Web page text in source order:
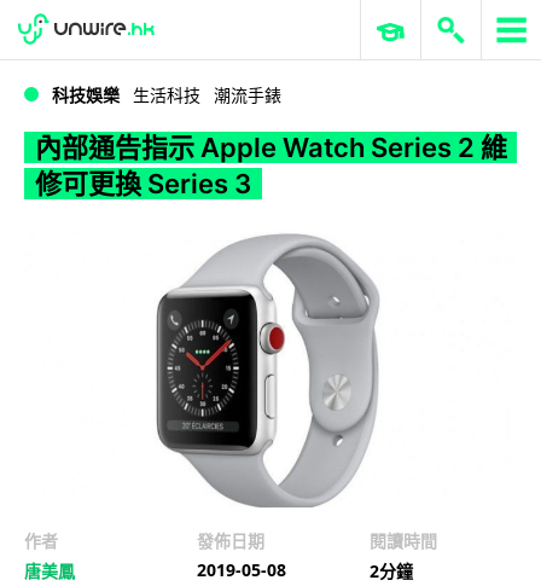
WWDC 2026 ERP 與商業 AI
科技娛樂 生活科技 潮流手錶
內部通告指示 Apple Watch Series 2 維
修可更換 Series 3
作者
唐美鳳
發佈日期
2019-05-08
閱讀時間
2分鐘